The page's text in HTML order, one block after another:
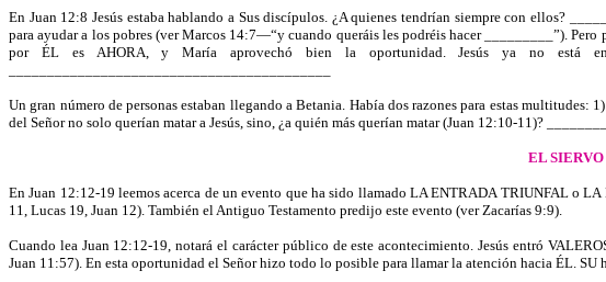
En Juan 12:8 Jesús estaba hablando a Sus discípulos. ¿A quienes tendrían siempre con ellos?
para ayudar a los pobres (ver Marcos 14:7—“y cuando queráis les podréis hacer _________”).
por ÉL es AHORA, y María aprovechó bien la oportunidad. Jesús ya no está
Un gran número de personas estaban llegando a Betania. Había dos razones para estas multitudes:
del Señor no solo querían matar a Jesús, sino, ¿a quién más querían matar (Juan 12:10-11)?
EL
En Juan 12:12-19 leemos acerca de un evento que ha sido llamado LA ENTRADA TRIUNFAL o
11, Lucas 19, Juan 12). También el Antiguo Testamento predijo este evento (ver Zacarías 9:9).
Cuando lea Juan 12:12-19, notará el carácter público de este acontecimiento. Jesús entró
Juan 11:57). En esta oportunidad el Señor hizo todo lo posible para llamar la atención hacia ÉL. SU